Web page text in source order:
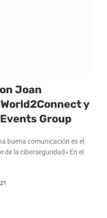
Joan
y
Group
buena comunicación es el
de la ciberseguridad» En el